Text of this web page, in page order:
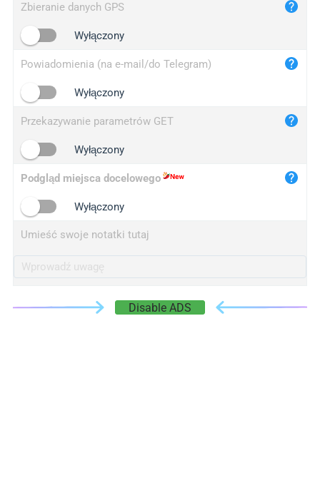
Zbieranie danych GPS
Wyłączony
Powiadomienia (na e-mail/do Telegram)
Wyłączony
Przekazywanie parametrów GET
Wyłączony
Podgląd miejsca docelowego
Wyłączony
Umieść swoje notatki tutaj
Disable ADS